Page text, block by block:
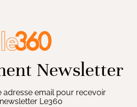
Newsletter
adresse email pour recevoir
Le360